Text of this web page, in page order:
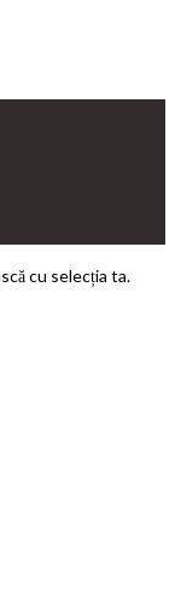
cu selecția ta.